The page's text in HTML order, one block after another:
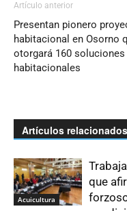
Artículo anterior
Presentan pionero
habitacional en Osorno
otorgará 160 soluciones
habitacionales
Artículos relacionados
Acuicultura
que